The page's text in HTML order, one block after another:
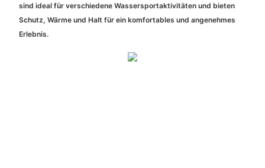
sind ideal für verschiedene Wassersportaktivitäten und bieten
Schutz, Wärme und Halt für ein komfortables und angenehmes
Erlebnis.